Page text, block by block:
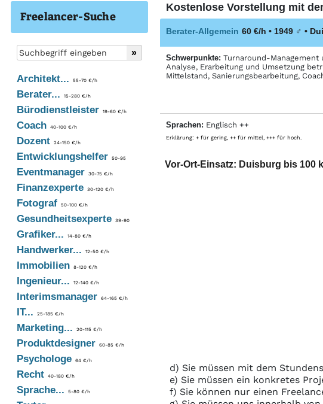
Freelancer-Suche
Architekt... 55-70 €/h
Berater... 15-280 €/h
Bürodienstleister 19-60 €/h
Coach 40-100 €/h
Dozent24-150 €/h
Entwicklungshelfer 50-95
Eventmanager 30-75 €/h
Finanzexperte30-120 €/h
Fotograf 50-100 €/h
Gesundheitsexperte39-90
Grafiker... 14-80 €/h
Handwerker... 12-50 €/h
Immobilien 8-120 €/h
Ingenieur... 12-140 €/h
Interimsmanager 64-165 €/h
IT... 25-185 €/h
Marketing... 20-115 €/h
Produktdesigner 60-85 €/h
Psychologe64 €/h
Recht40-180 €/h
Sprache... 5-80 €/h
Kostenlose Vorstellung mit
Berater-Allgemein 60 €/h • 1949 ♂ •
Schwerpunkte: Turnaround-Management
Analyse, Erarbeitung und Umsetzung
Mittelstand, Sanierungsbearbeitung,
Sprachen: Englisch ++
Erklärung: + für gering, ++ für mittel, +++ für hoch.
Vor-Ort-Einsatz: Duisburg bis 100
d) Sie müssen mit dem
e) Sie müssen ein konkretes
f) Sie können nur einen